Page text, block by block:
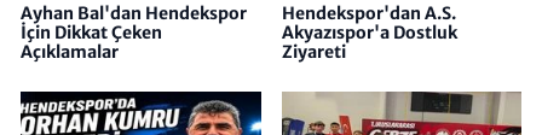
Ayhan Bal'dan Hendekspor
İçin Dikkat Çeken
Açıklamalar
Hendekspor'dan A.S.
Akyazıspor'a Dostluk
Ziyareti